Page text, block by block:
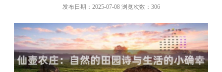
发布日期：2025-07-08 浏览次数： 306